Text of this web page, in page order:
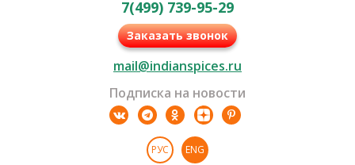
7(499) 739-95-29
Заказать звонок
mail@indianspices.ru
Подписка на новости
РУС ENG